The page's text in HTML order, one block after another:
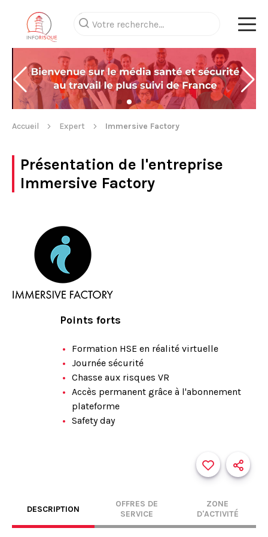
Accueil Expert Immersive Factory
Présentation de l'entreprise
Immersive Factory
Points forts
Formation HSE en réalité virtuelle
Journée sécurité
Chasse aux risques VR
Accès permanent grâce à l'abonnement
plateforme
Safety day
DESCRIPTION
OFFRES DE
SERVICE
ZONE
D'ACTIVITÉ